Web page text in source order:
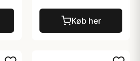
Køb her